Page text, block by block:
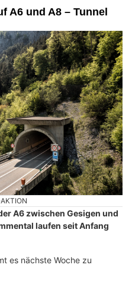
A6 und A8 – Tunnel
A6 zwischen Gesigen und
laufen seit Anfang
es nächste Woche zu